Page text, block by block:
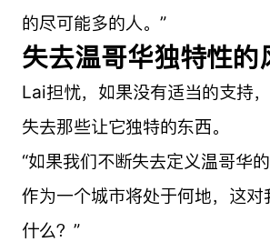
的尽可能多的人。”
失去温哥华独特性的
Lai担忧，如果没有适当的支持
失去那些让它独特的东西。
“如果我们不断失去定义温哥华
作为一个城市将处于何地，这
什么？”